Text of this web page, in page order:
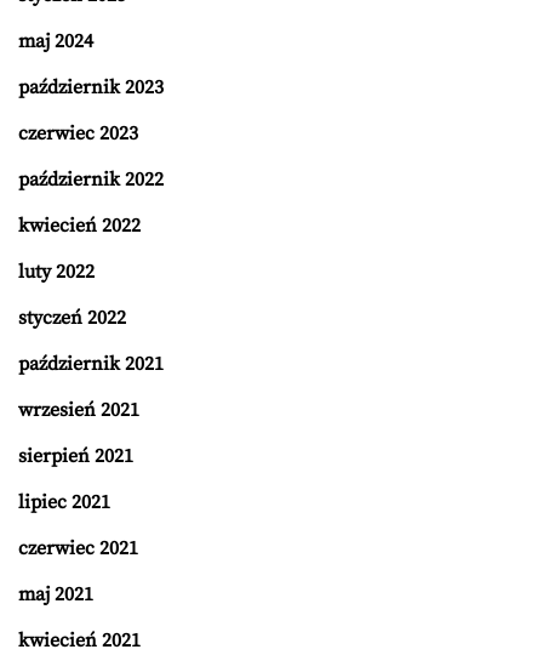
maj 2024
październik 2023
czerwiec 2023
październik 2022
kwiecień 2022
luty 2022
styczeń 2022
październik 2021
wrzesień 2021
sierpień 2021
lipiec 2021
czerwiec 2021
maj 2021
kwiecień 2021